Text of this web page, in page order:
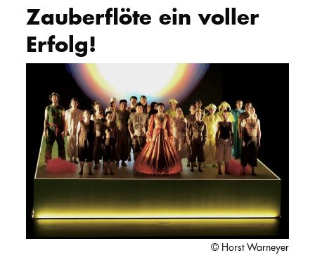
Zauberflöte ein voller
Erfolg!
© Horst Warneyer
STUDIUM
Intranet
Organisation
Service